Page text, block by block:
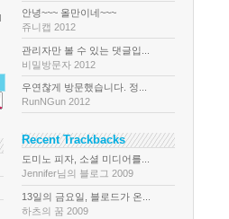
안녕~~~ 올만이네~~~
쥬니캡 2012
관리자만 볼 수 있는 댓글입...
비밀방문자 2012
우연찮게 방문했습니다. 정...
RunNGun 2012
Recent Trackbacks
도미노 피자, 소셜 미디어를...
Jennifer님의 블로그 2009
13일의 금요일, 블로드가 온...
하츠의 꿈 2009